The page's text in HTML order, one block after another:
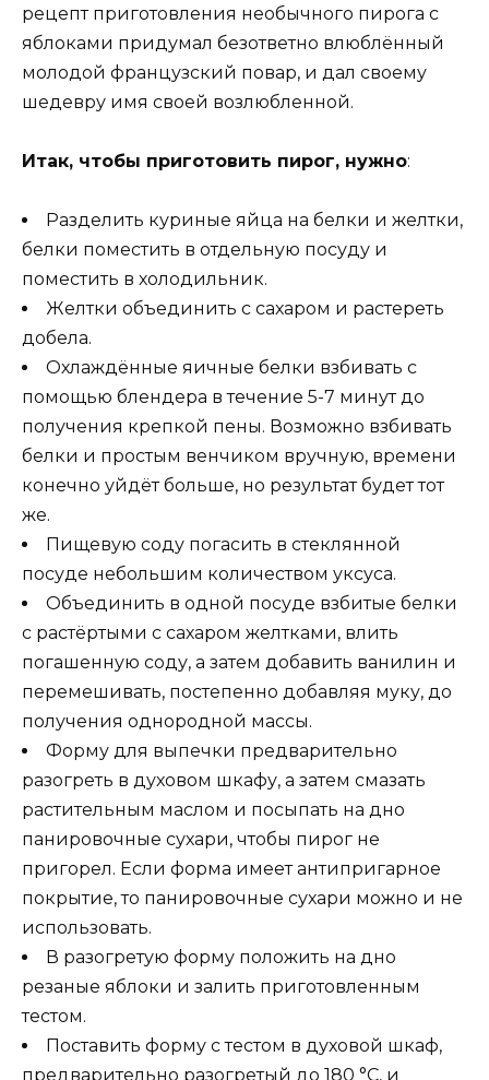
рецепт приготовления необычного пирога с
яблоками придумал безответно влюблённый
молодой французский повар, и дал своему
шедевру имя своей возлюбленной.
Итак, чтобы приготовить пирог, нужно:
Разделить куриные яйца на белки и желтки,
белки поместить в отдельную посуду и
поместить в холодильник.
Желтки объединить с сахаром и растереть
добела.
Охлаждённые яичные белки взбивать с
помощью блендера в течение 5-7 минут до
получения крепкой пены. Возможно взбивать
белки и простым венчиком вручную, времени
конечно уйдёт больше, но результат будет тот
же.
Пищевую соду погасить в стеклянной
посуде небольшим количеством уксуса.
Объединить в одной посуде взбитые белки
с растёртыми с сахаром желтками, влить
погашенную соду, а затем добавить ванилин и
перемешивать, постепенно добавляя муку, до
получения однородной массы.
Форму для выпечки предварительно
разогреть в духовом шкафу, а затем смазать
растительным маслом и посыпать на дно
панировочные сухари, чтобы пирог не
пригорел. Если форма имеет антипригарное
покрытие, то панировочные сухари можно и не
использовать.
В разогретую форму положить на дно
резаные яблоки и залить приготовленным
тестом.
Поставить форму с тестом в духовой шкаф,
предварительно разогретый до 180 °С, и